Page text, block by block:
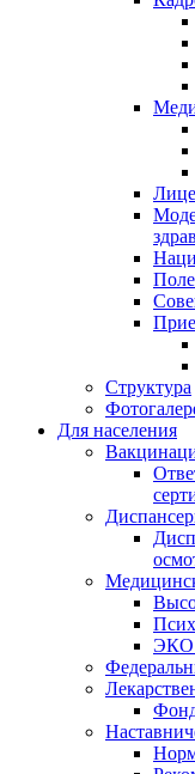
Структура
Для населения
ЭКО